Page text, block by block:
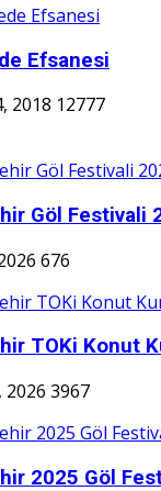
Efsanesi
2018 12777
Göl Festivali
676
TOKi Konut
2026 3967
2025 Göl